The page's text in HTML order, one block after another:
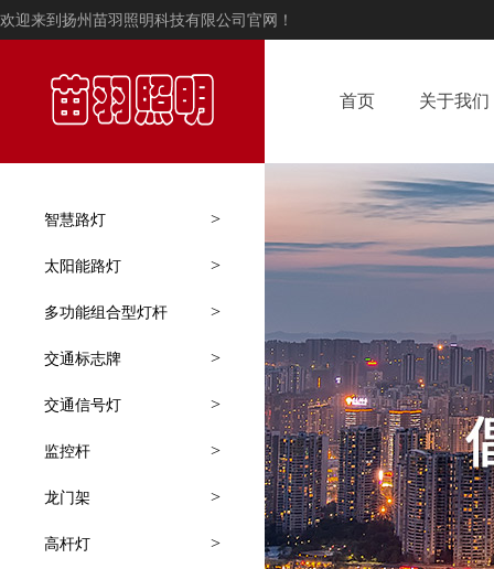
欢迎来到扬州苗羽照明科技有限公司官网！
智慧路灯 >
太阳能路灯 >
多功能组合型灯杆 >
交通标志牌 >
交通信号灯 >
监控杆 >
龙门架 >
高杆灯 >
首页 关于我们